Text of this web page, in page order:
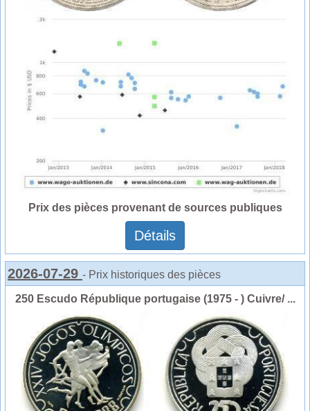
Prix des pièces provenant de sources publiques
Détails
2026-07-29 - Prix historiques des pièces
250 Escudo République portugaise (1975 - ) Cuivre/ ...